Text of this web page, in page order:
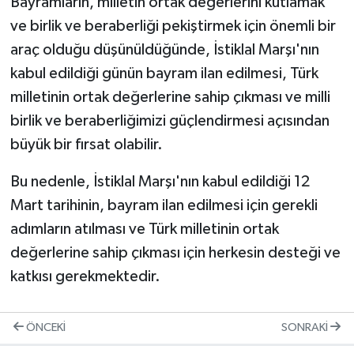
ve birlik ve beraberliği pekiştirmek için önemli bir
araç olduğu düşünüldüğünde, İstiklal Marşı'nın
kabul edildiği günün bayram ilan edilmesi, Türk
milletinin ortak değerlerine sahip çıkması ve milli
birlik ve beraberliğimizi güçlendirmesi açısından
büyük bir fırsat olabilir.
Bu nedenle, İstiklal Marşı'nın kabul edildiği 12
Mart tarihinin, bayram ilan edilmesi için gerekli
adımların atılması ve Türk milletinin ortak
değerlerine sahip çıkması için herkesin desteği ve
katkısı gerekmektedir.
ÖNCEKI SONRAKI